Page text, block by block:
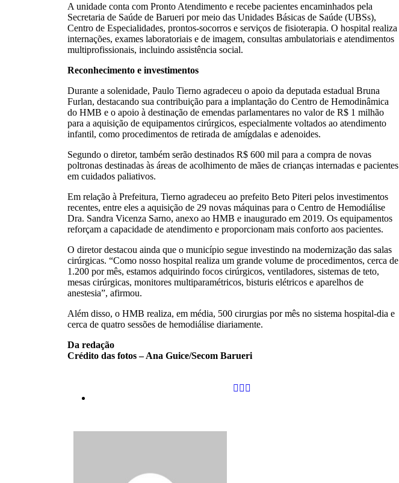
A unidade conta com Pronto Atendimento e recebe pacientes encaminhados pela
Secretaria de Saúde de Barueri por meio das Unidades Básicas de Saúde (UBSs),
Centro de Especialidades, prontos-socorros e serviços de fisioterapia. O hospital realiza
internações, exames laboratoriais e de imagem, consultas ambulatoriais e atendimentos
multiprofissionais, incluindo assistência social.
Reconhecimento e investimentos
Durante a solenidade, Paulo Tierno agradeceu o apoio da deputada estadual Bruna
Furlan, destacando sua contribuição para a implantação do Centro de Hemodinâmica
do HMB e o apoio à destinação de emendas parlamentares no valor de R$ 1 milhão
para a aquisição de equipamentos cirúrgicos, especialmente voltados ao atendimento
infantil, como procedimentos de retirada de amígdalas e adenoides.
Segundo o diretor, também serão destinados R$ 600 mil para a compra de novas
poltronas destinadas às áreas de acolhimento de mães de crianças internadas e pacientes
em cuidados paliativos.
Em relação à Prefeitura, Tierno agradeceu ao prefeito Beto Piteri pelos investimentos
recentes, entre eles a aquisição de 29 novas máquinas para o Centro de Hemodiálise
Dra. Sandra Vicenza Sarno, anexo ao HMB e inaugurado em 2019. Os equipamentos
reforçam a capacidade de atendimento e proporcionam mais conforto aos pacientes.
O diretor destacou ainda que o município segue investindo na modernização das salas
cirúrgicas. “Como nosso hospital realiza um grande volume de procedimentos, cerca de
1.200 por mês, estamos adquirindo focos cirúrgicos, ventiladores, sistemas de teto,
mesas cirúrgicas, monitores multiparamétricos, bisturis elétricos e aparelhos de
anestesia”, afirmou.
Além disso, o HMB realiza, em média, 500 cirurgias por mês no sistema hospital-dia e
cerca de quatro sessões de hemodiálise diariamente.
Da redação
Crédito das fotos – Ana Guice/Secom Barueri